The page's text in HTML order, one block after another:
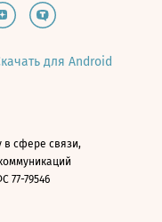
для Android
сфере связи,
77-79546